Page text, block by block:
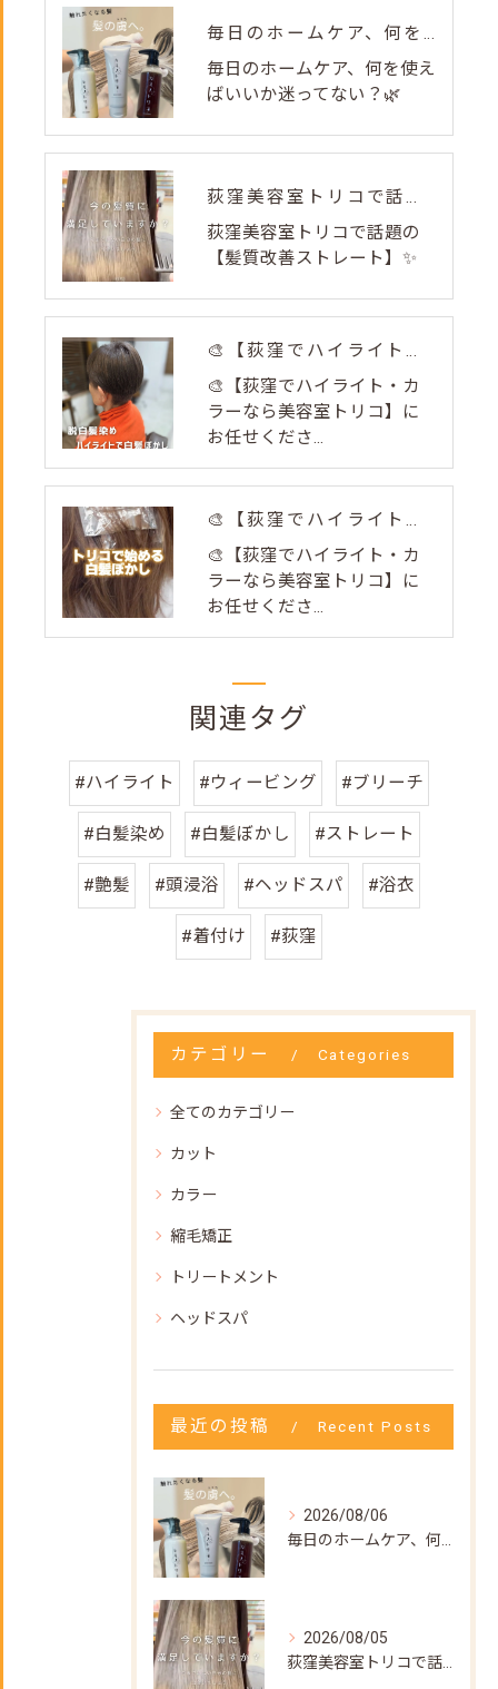
毎日のホームケア、何を使えばいいか迷ってない？🌿
毎日のホームケア、何を使え
ばいいか迷ってない？🌿
荻窪美容室トリコで話題の【髪質改善ストレート】✨
荻窪美容室トリコで話題の
【髪質改善ストレート】✨
🎨【荻窪でハイライト・カラーなら美容室トリコ】にお任せくださ...
🎨【荻窪でハイライト・カ
ラーなら美容室トリコ】に
お任せくださ...
🎨【荻窪でハイライト・カラーなら美容室トリコ】にお任せくださ...
🎨【荻窪でハイライト・カ
ラーなら美容室トリコ】に
お任せくださ...
関連タグ
#ハイライト #ウィービング #ブリーチ
#白髪染め #白髪ぼかし #ストレート
#艶髪 #頭浸浴 #ヘッドスパ #浴衣
#着付け #荻窪
カテゴリー Categories
全てのカテゴリー
カット
カラー
縮毛矯正
トリートメント
ヘッドスパ
最近の投稿 Recent Posts
2026/08/06
毎日のホームケア、何を使えばいいか迷ってない？🌿
2026/08/05
荻窪美容室トリコで話題の【髪質改善ストレート】✨